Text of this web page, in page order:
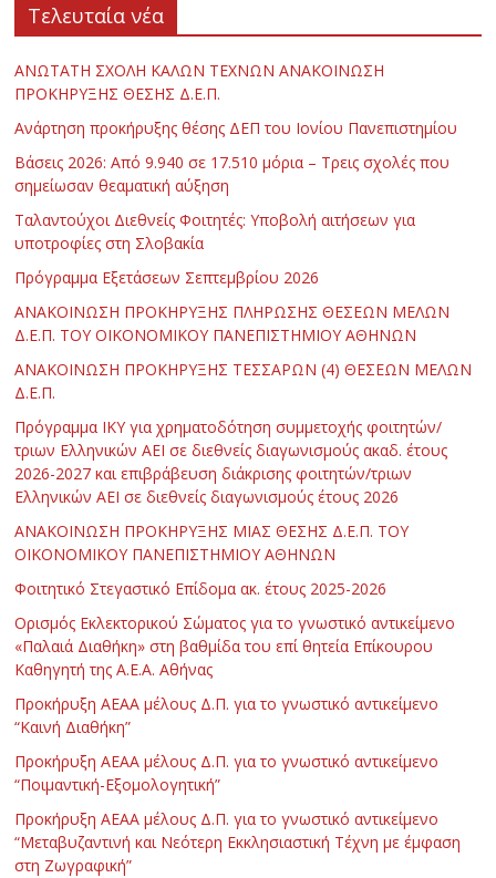
Τελευταία νέα
ΑΝΩΤΑΤΗ ΣΧΟΛΗ ΚΑΛΩΝ ΤΕΧΝΩΝ ΑΝΑΚΟΙΝΩΣΗ
ΠΡΟΚΗΡΥΞΗΣ ΘΕΣΗΣ Δ.Ε.Π.
Ανάρτηση προκήρυξης θέσης ΔΕΠ του Ιονίου Πανεπιστημίου
Βάσεις 2026: Από 9.940 σε 17.510 μόρια – Τρεις σχολές που
σημείωσαν θεαματική αύξηση
Ταλαντούχοι Διεθνείς Φοιτητές: Υποβολή αιτήσεων για
υποτροφίες στη Σλοβακία
Πρόγραμμα Εξετάσεων Σεπτεμβρίου 2026
ΑΝΑΚΟΙΝΩΣΗ ΠΡΟΚΗΡΥΞΗΣ ΠΛΗΡΩΣΗΣ ΘΕΣΕΩΝ ΜΕΛΩΝ
Δ.Ε.Π. ΤΟΥ ΟΙΚΟΝΟΜΙΚΟΥ ΠΑΝΕΠΙΣΤΗΜΙΟΥ ΑΘΗΝΩΝ
ΑΝΑΚΟΙΝΩΣΗ ΠΡΟΚΗΡΥΞΗΣ ΤΕΣΣΑΡΩΝ (4) ΘΕΣΕΩΝ ΜΕΛΩΝ
Δ.Ε.Π.
Πρόγραμμα ΙΚΥ για χρηματοδότηση συμμετοχής φοιτητών/
τριων Ελληνικών ΑΕΙ σε διεθνείς διαγωνισμούς ακαδ. έτους
2026-2027 και επιβράβευση διάκρισης φοιτητών/τριων
Ελληνικών ΑΕΙ σε διεθνείς διαγωνισμούς έτους 2026
ΑΝΑΚΟΙΝΩΣΗ ΠΡΟΚΗΡΥΞΗΣ ΜΙΑΣ ΘΕΣΗΣ Δ.Ε.Π. ΤΟΥ
ΟΙΚΟΝΟΜΙΚΟΥ ΠΑΝΕΠΙΣΤΗΜΙΟΥ ΑΘΗΝΩΝ
Φοιτητικό Στεγαστικό Επίδομα ακ. έτους 2025-2026
Ορισμός Εκλεκτορικού Σώματος για το γνωστικό αντικείμενο
«Παλαιά Διαθήκη» στη βαθμίδα του επί θητεία Επίκουρου
Καθηγητή της Α.Ε.Α. Αθήνας
Προκήρυξη ΑΕΑΑ μέλους Δ.Π. για το γνωστικό αντικείμενο
“Καινή Διαθήκη”
Προκήρυξη ΑΕΑΑ μέλους Δ.Π. για το γνωστικό αντικείμενο
“Ποιμαντική-Εξομολογητική”
Προκήρυξη ΑΕΑΑ μέλους Δ.Π. για το γνωστικό αντικείμενο
“Μεταβυζαντινή και Νεότερη Εκκλησιαστική Τέχνη με έμφαση
στη Ζωγραφική”